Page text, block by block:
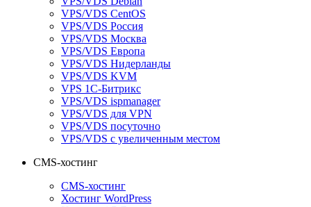
VPS/VDS CentOS
VPS/VDS Россия
VPS/VDS Москва
VPS/VDS Европа
VPS/VDS Нидерланды
VPS/VDS KVM
VPS 1С-Битрикс
VPS/VDS ispmanager
VPS/VDS для VPN
VPS/VDS посуточно
VPS/VDS с увеличенным местом
CMS-хостинг
CMS-хостинг
Хостинг WordPress